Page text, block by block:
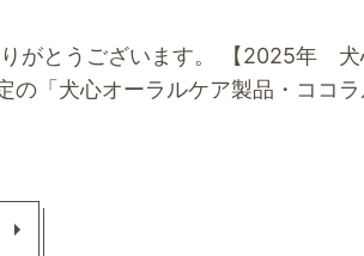
がとうございます。 【2025年
の「犬心オーラルケア製品・コ